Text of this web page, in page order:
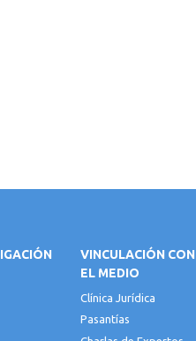
VINCULACIÓN CON
EL MEDIO
Clínica Jurídica
Pasantías